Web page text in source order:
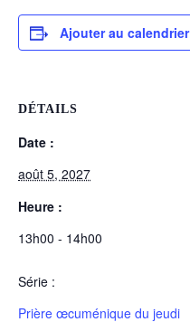
Ajouter au calendrier
DÉTAILS
Date :
août 5, 2027
Heure :
13h00 - 14h00
Série :
Prière œcuménique du jeudi